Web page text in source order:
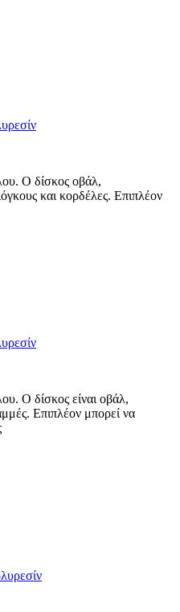
Ο δίσκος οβάλ,
και κορδέλες. Επιπλέον
Ο δίσκος είναι οβάλ,
Επιπλέον μπορεί να